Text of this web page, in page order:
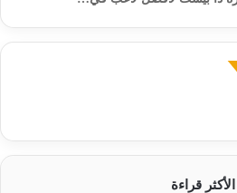
الأكثر قراءة